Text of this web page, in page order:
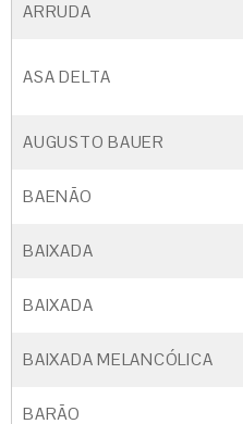
ARRUDA
ASA DELTA
AUGUSTO BAUER
BAENÃO
BAIXADA
BAIXADA
BAIXADA MELANCÓLICA
BARÃO